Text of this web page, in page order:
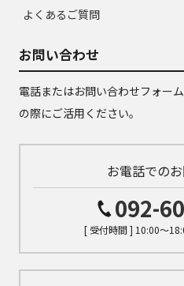
よくあるご質問
お問い合わせ
電話またはお問い合わせフォー
の際にご活用ください。
お電話での
092-
[ 受付時間 ] 10:00～